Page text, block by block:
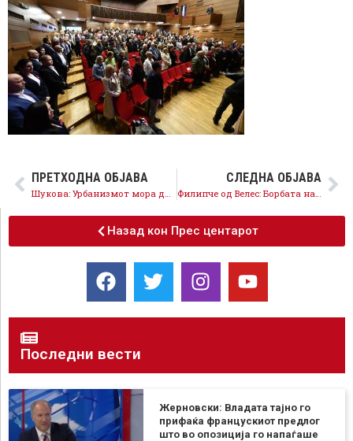
ПРЕТХОДНА ОБЈАВА СЛЕДНА ОБЈАВА
Назад кон Прес центарот
Последни вести
Жерновски: Владата тајно го
прифаќа францускиот предлог
што во опозиција го напаѓаше